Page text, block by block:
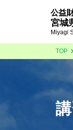
公益
宮城
Miyagi
TOP